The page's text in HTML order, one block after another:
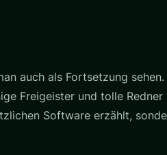
auch als Fortsetzung
Freigeister und tolle Redner
Software erzählt,